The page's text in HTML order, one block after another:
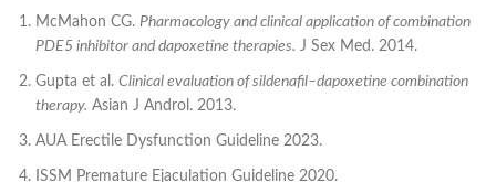
McMahon CG. Pharmacology and clinical application of combination
PDE5 inhibitor and dapoxetine therapies. J Sex Med. 2014.
Gupta et al. Clinical evaluation of sildenafil–dapoxetine combination
therapy. Asian J Androl. 2013.
AUA Erectile Dysfunction Guideline 2023.
ISSM Premature Ejaculation Guideline 2020.